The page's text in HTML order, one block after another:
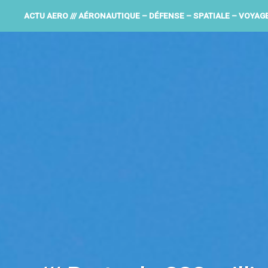
ACTU AERO /// AÉRONAUTIQUE – DÉFENSE – SPATIALE –